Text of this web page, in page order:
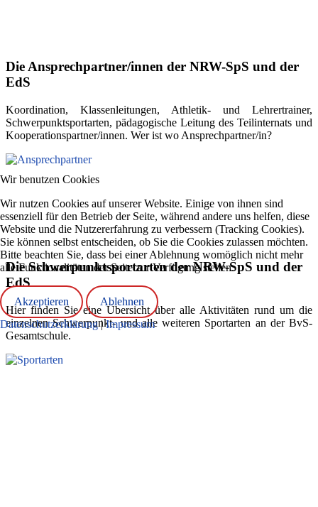
Die Ansprechpartner/innen der NRW-SpS und der
EdS
Koordination, Klassenleitungen, Athletik- und Lehrertrainer,
Schwerpunktsportarten, pädagogische Leitung des Teilinternats und
Kooperationspartner/innen. Wer ist wo Ansprechpartner/in?
Die Schwerpunktsportarten der NRW-SpS und der
EdS
Hier finden Sie eine Übersicht über alle Aktivitäten rund um die
einzelnen Schwerpunkt- und alle weiteren Sportarten an der BvS-
Gesamtschule.
Wir benutzen Cookies
Wir nutzen Cookies auf unserer Website. Einige von ihnen sind
essenziell für den Betrieb der Seite, während andere uns helfen, diese
Website und die Nutzererfahrung zu verbessern (Tracking Cookies).
Sie können selbst entscheiden, ob Sie die Cookies zulassen möchten.
Bitte beachten Sie, dass bei einer Ablehnung womöglich nicht mehr
alle Funktionalitäten der Seite zur Verfügung stehen.
Akzeptieren
Ablehnen
Datenschutzerklärung|Impressum